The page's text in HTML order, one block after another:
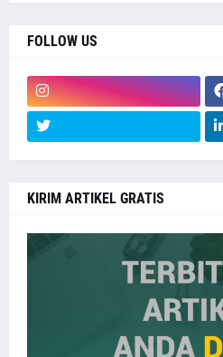
FOLLOW US
KIRIM ARTIKEL GRATIS